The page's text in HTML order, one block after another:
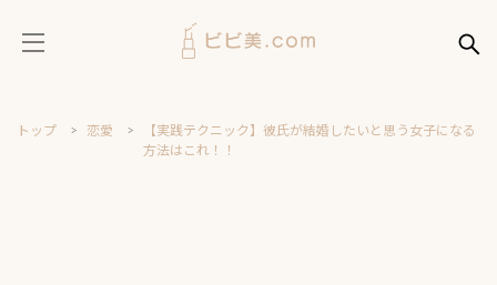
トップ 恋愛
【実践テクニック】彼氏が結婚したいと思う女子になる
方法はこれ！！